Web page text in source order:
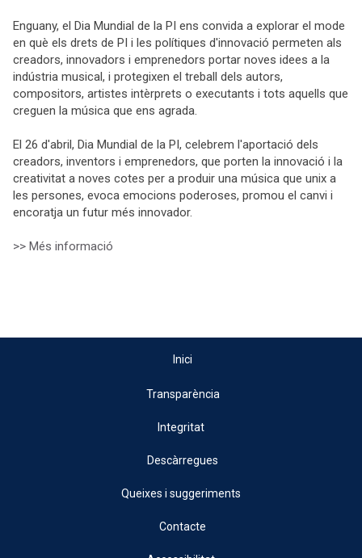
Enguany, el Dia Mundial de la PI ens convida a explorar el mode
en què els drets de PI i les polítiques d'innovació permeten als
creadors, innovadors i emprenedors portar noves idees a la
indústria musical, i protegixen el treball dels autors,
compositors, artistes intèrprets o executants i tots aquells que
creguen la música que ens agrada.
El 26 d'abril, Dia Mundial de la PI, celebrem l'aportació dels
creadors, inventors i emprenedors, que porten la innovació i la
creativitat a noves cotes per a produir una música que unix a
les persones, evoca emocions poderoses, promou el canvi i
encoratja un futur més innovador.
>> Més informació
Inici
Transparència
Integritat
Descàrregues
Queixes i suggeriments
Contacte